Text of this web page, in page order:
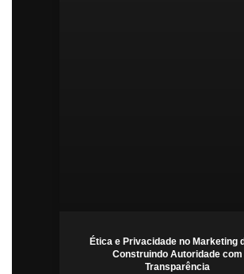
Ética e Privacidade no Marketing
Construindo Autoridade com
Transparência